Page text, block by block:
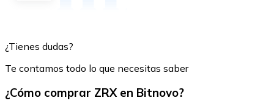
¿Tienes dudas?
Te contamos todo lo que necesitas saber
¿Cómo comprar ZRX en Bitnovo?